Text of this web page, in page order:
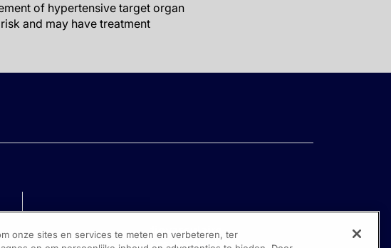
of hypertensive target organ
and may have treatment
onze sites en services te meten en verbeteren, ter